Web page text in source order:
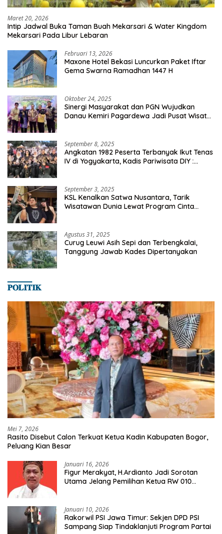
Maret 20, 2026
Intip Jadwal Buka Taman Buah Mekarsari & Water Kingdom
Mekarsari Pada Libur Lebaran
Februari 13, 2026
Maxone Hotel Bekasi Luncurkan Paket Iftar
Gema Swarna Ramadhan 1447 H
Oktober 24, 2025
Sinergi Masyarakat dan PGN Wujudkan
Danau Kemiri Pagardewa Jadi Pusat Wisata
September 8, 2025
Angkatan 1982 Peserta Terbanyak Ikut Tenas
IV di Yogyakarta, Kadis Pariwisata DIY :
September 3, 2025
KSL Kenalkan Satwa Nusantara, Tarik
Wisatawan Dunia Lewat Program Cinta
Agustus 31, 2025
Curug Leuwi Asih Sepi dan Terbengkalai,
Tanggung Jawab Kades Dipertanyakan
𝐏𝐎𝐋𝐈𝐓𝐈𝐊
Mei 7, 2026
Rasito Disebut Calon Terkuat Ketua Kadin Kabupaten Bogor,
Peluang Kian Besar
Januari 16, 2026
Figur Merakyat, H.Ardianto Jadi Sorotan
Utama Jelang Pemilihan Ketua RW 010
Januari 10, 2026
Rakorwil PSI Jawa Timur: Sekjen DPD PSI
Sampang Siap Tindaklanjuti Program Partai